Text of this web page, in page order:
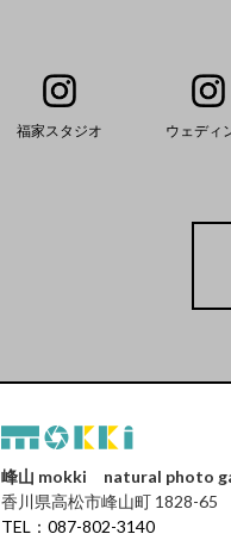
福家スタジオ ウェディ
峰山 mokki natural photo
香川県高松市峰山町 1828-
TEL：087-802-3140